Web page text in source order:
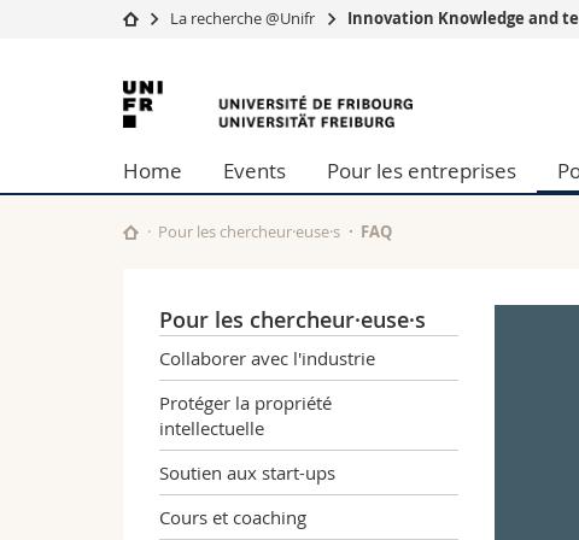
Université
Recherche
Université
Formation continue
Sciences
Lettres et
La recherche @Unifr Innovation Knowledge and
Université
de
Fribourg
Home Events Pour les entreprises
Pour les chercheur·euse·s FAQ
Pour les chercheur·euse·s
Collaborer avec l'industrie
Protéger la propriété
intellectuelle
Soutien aux start-ups
Cours et coaching